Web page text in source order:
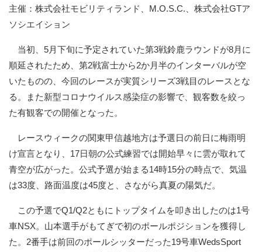
主催：株式会社モビリティランド、M.O.S.C.、株式会社GTア
ソシエイション
当初、5月下旬に予定されていた第3戦鈴鹿ラウンドが8月に
順延されたため、第2戦富士から2か月半のインターバルが空
いたものの、今回のレースが実質シリーズ3戦目のレースとな
る。また新型コロナウイルス感染症の影響で、観客数を絞っ
た有観客での開催となった。
レースウィークの関東甲信越地方は予選日の前日に梅雨明
け宣言となり、17日朝の公式練習では開始早々に雲が取れて
青空が広がった。公式予選が始まる14時15分の時点で、気温
は33度、路面温度は45度と、さながら真夏の陽気だ。
この予選でQ1/Q2ともにトップタイムを叩き出したのは1号
車NSX。山本選手がもてぎで初のポールポジションを獲得し
た。2番手は前回のポールシッターだった19号車WedsSport